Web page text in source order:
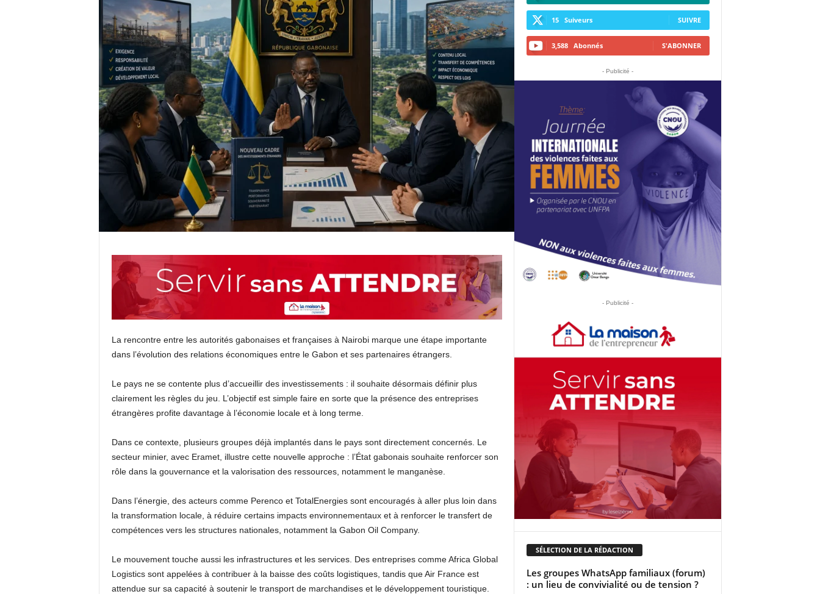
La rencontre entre les autorités gabonaises et françaises à Nairobi marque une étape importante
dans l’évolution des relations économiques entre le Gabon et ses partenaires étrangers.
Le pays ne se contente plus d’accueillir des investissements : il souhaite désormais définir plus
clairement les règles du jeu. L’objectif est simple faire en sorte que la présence des entreprises
étrangères profite davantage à l’économie locale et à long terme.
Dans ce contexte, plusieurs groupes déjà implantés dans le pays sont directement concernés. Le
secteur minier, avec Eramet, illustre cette nouvelle approche : l’État gabonais souhaite renforcer son
rôle dans la gouvernance et la valorisation des ressources, notamment le manganèse.
Dans l’énergie, des acteurs comme Perenco et TotalEnergies sont encouragés à aller plus loin dans
la transformation locale, à réduire certains impacts environnementaux et à renforcer le transfert de
compétences vers les structures nationales, notamment la Gabon Oil Company.
Le mouvement touche aussi les infrastructures et les services. Des entreprises comme Africa Global
Logistics sont appelées à contribuer à la baisse des coûts logistiques, tandis que Air France est
attendue sur sa capacité à soutenir le transport de marchandises et le développement touristique.
15 Suiveurs SUIVRE
3,588 Abonnés S'ABONNER
- Publicité -
- Publicité -
SÉLECTION DE LA RÉDACTION
Les groupes WhatsApp familiaux (forum)
: un lieu de convivialité ou de tension ?